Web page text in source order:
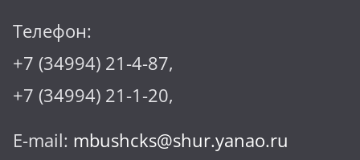
Телефон:
+7 (34994) 21-4-87,
+7 (34994) 21-1-20,
E-mail: mbushcks@shur.yanao.ru